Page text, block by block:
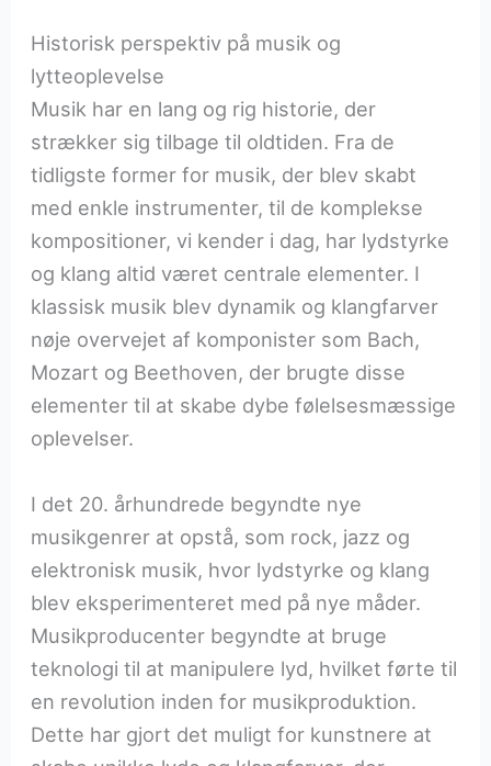
Historisk perspektiv på musik og
lytteoplevelse
Musik har en lang og rig historie, der
strækker sig tilbage til oldtiden. Fra de
tidligste former for musik, der blev skabt
med enkle instrumenter, til de komplekse
kompositioner, vi kender i dag, har lydstyrke
og klang altid været centrale elementer. I
klassisk musik blev dynamik og klangfarver
nøje overvejet af komponister som Bach,
Mozart og Beethoven, der brugte disse
elementer til at skabe dybe følelsesmæssige
oplevelser.
I det 20. århundrede begyndte nye
musikgenrer at opstå, som rock, jazz og
elektronisk musik, hvor lydstyrke og klang
blev eksperimenteret med på nye måder.
Musikproducenter begyndte at bruge
teknologi til at manipulere lyd, hvilket førte til
en revolution inden for musikproduktion.
Dette har gjort det muligt for kunstnere at